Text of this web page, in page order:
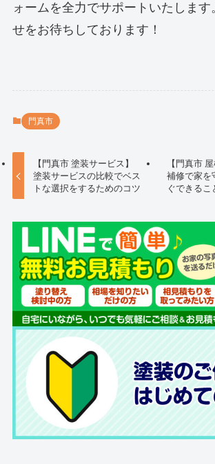
ォームを全力でサポートいたします
せをお待ちしております！
門真市
【門真市 塗装サービス】
塗装サービスの比較でベス
トな選択をするためのコツ
【門真市
補修で家を
ぐできるこ